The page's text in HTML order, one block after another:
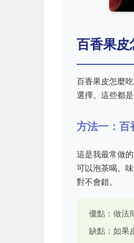
百香果皮
百香果皮怎麼
選擇。這些都
方法一：
這是我最常做
可以泡茶喝。
對不會錯。
優點：做法
缺點：如果